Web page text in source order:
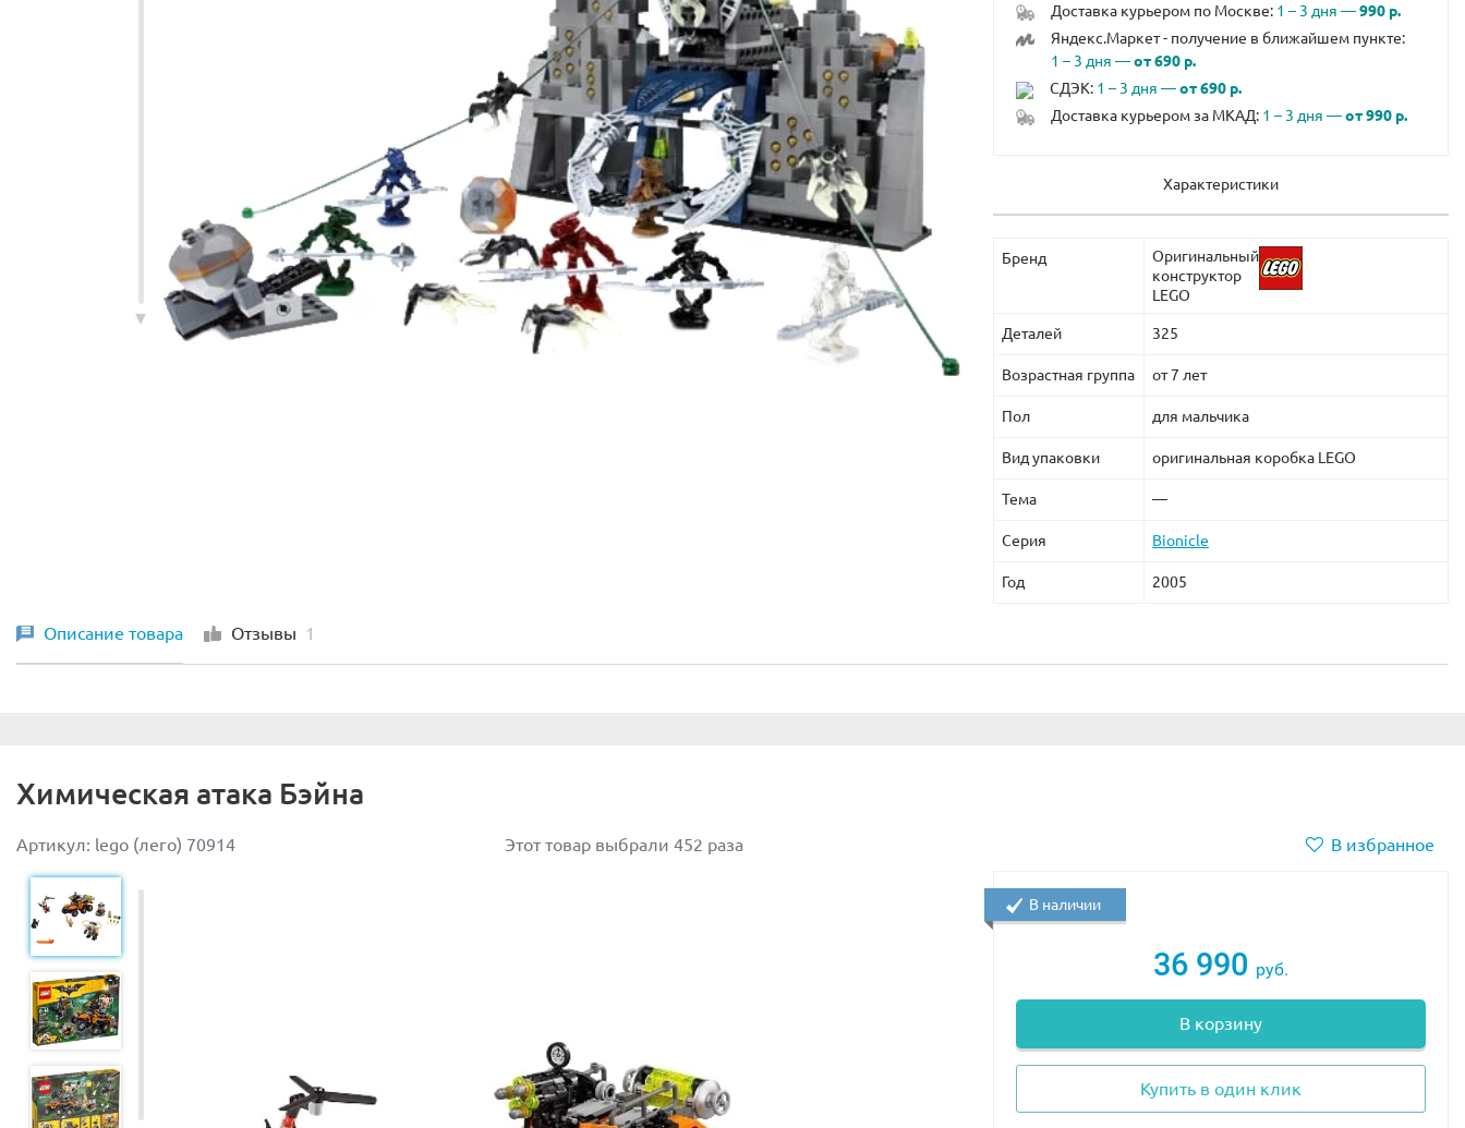
Доставка курьером по Москве: 1 – 3 дня —990 р.
Яндекс.Маркет - получение в ближайшем пункте:
1 – 3 дня —от 690 р.
СДЭК: 1 – 3 дня —от 690 р.
Доставка курьером за МКАД: 1 – 3 дня —от 990 р.
Характеристики
Бренд
Оригинальный
конструктор
LEGO
Деталей 325
Возрастная группа от 7 лет
Пол для мальчика
Вид упаковки оригинальная коробка LEGO
Тема —
Серия Bionicle
Год 2005
Описание товара Отзывы 1
Химическая атака Бэйна
Артикул: lego (лего) 70914 Этот товар выбрали 452 раза В избранное
36 990 руб.
В корзину
Купить в один клик
В наличии